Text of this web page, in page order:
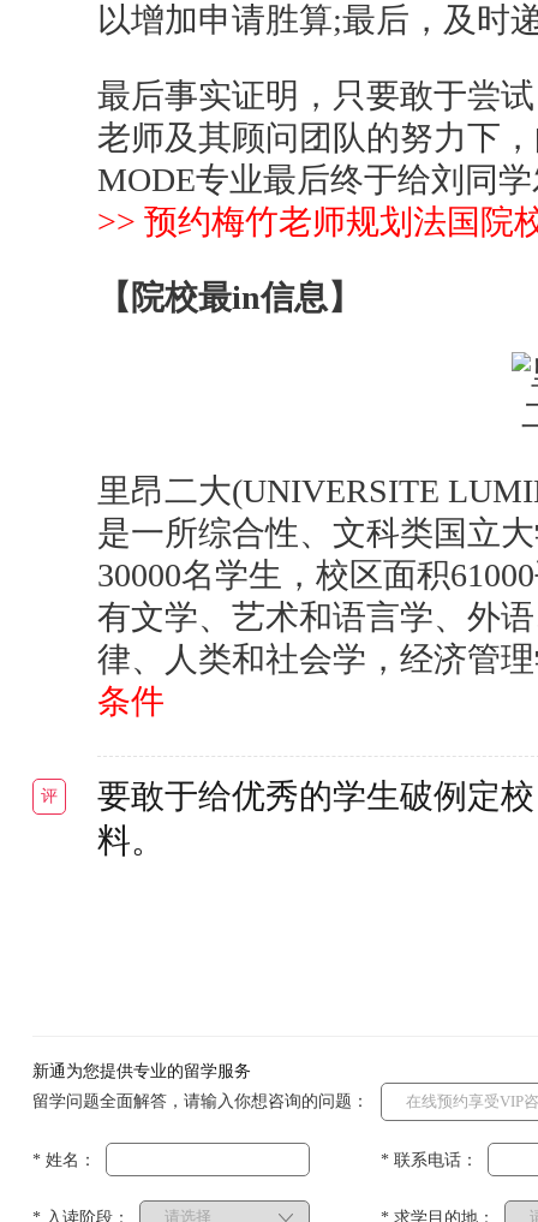
以增加申请胜算;最后，及时
最后事实证明，只要敢于尝
老师及其顾问团队的努力下
MODE专业最后终于给刘同
>> 预约梅竹老师规划法国院
【院校最in信息】
里昂二大(UNIVERSITE
是一所综合性、文科类国立
30000名学生，校区面积
有文学、艺术和语言学、外
律、人类和社会学，经济管
条件
评
要敢于给优秀的学生破例定
料。
新通为您提供专业的留学服务
留学问题全面解答，请输入你想咨询的问题：
* 姓名： * 联系电话：
* 入读阶段： * 求学目的地：